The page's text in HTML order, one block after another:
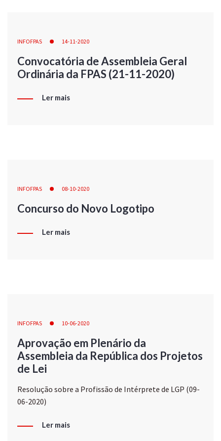
INFOFPAS 14-11-2020
Convocatória de Assembleia Geral
Ordinária da FPAS (21-11-2020)
Ler mais
INFOFPAS 08-10-2020
Concurso do Novo Logotipo
Ler mais
INFOFPAS 10-06-2020
Aprovação em Plenário da
Assembleia da República dos Projetos
de Lei
Resolução sobre a Profissão de Intérprete de LGP (09-
06-2020)
Ler mais